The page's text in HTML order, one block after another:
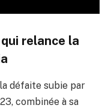
relance la
défaite subie par
combinée à sa